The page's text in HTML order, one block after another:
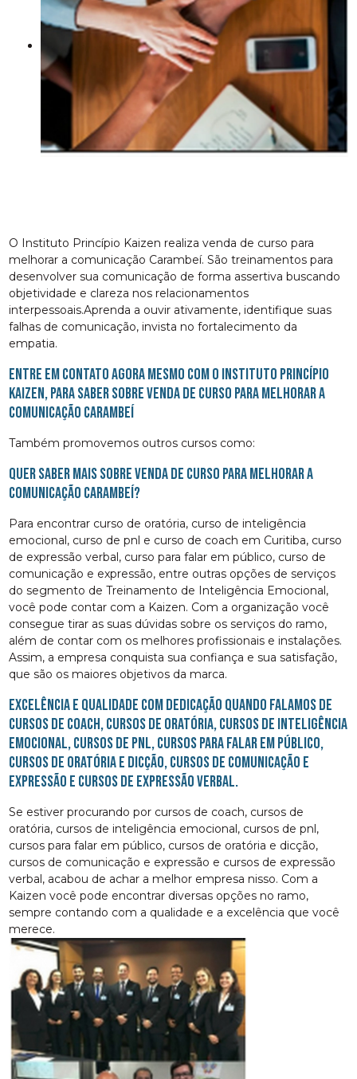
O Instituto Princípio Kaizen realiza venda de curso para
melhorar a comunicação Carambeí. São treinamentos para
desenvolver sua comunicação de forma assertiva buscando
objetividade e clareza nos relacionamentos
interpessoais.Aprenda a ouvir ativamente, identifique suas
falhas de comunicação, invista no fortalecimento da
empatia.
Entre em contato agora mesmo com o Instituto Princípio
Kaizen, para saber sobre venda de curso para melhorar a
comunicação Carambeí
Também promovemos outros cursos como:
Quer saber mais sobre venda de curso para melhorar a
comunicação Carambeí?
Para encontrar curso de oratória, curso de inteligência
emocional, curso de pnl e curso de coach em Curitiba, curso
de expressão verbal, curso para falar em público, curso de
comunicação e expressão, entre outras opções de serviços
do segmento de Treinamento de Inteligência Emocional,
você pode contar com a Kaizen. Com a organização você
consegue tirar as suas dúvidas sobre os serviços do ramo,
além de contar com os melhores profissionais e instalações.
Assim, a empresa conquista sua confiança e sua satisfação,
que são os maiores objetivos da marca.
Excelência e qualidade com dedicação quando falamos de
cursos de coach, cursos de oratória, cursos de inteligência
emocional, cursos de pnl, cursos para falar em público,
cursos de oratória e dicção, cursos de comunicação e
expressão e cursos de expressão verbal.
Se estiver procurando por cursos de coach, cursos de
oratória, cursos de inteligência emocional, cursos de pnl,
cursos para falar em público, cursos de oratória e dicção,
cursos de comunicação e expressão e cursos de expressão
verbal, acabou de achar a melhor empresa nisso. Com a
Kaizen você pode encontrar diversas opções no ramo,
sempre contando com a qualidade e a excelência que você
merece.